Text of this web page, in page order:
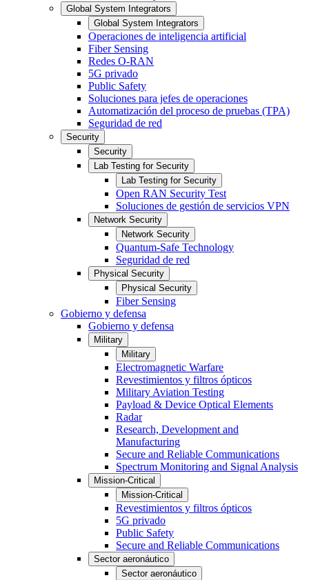
Global System Integrators
Global System Integrators
Operaciones de inteligencia artificial
Fiber Sensing
Redes O-RAN
5G privado
Public Safety
Soluciones para jefes de operaciones
Automatización del proceso de pruebas (TPA)
Seguridad de red
Security
Security
Lab Testing for Security
Lab Testing for Security
Open RAN Security Test
Soluciones de gestión de servicios VPN
Network Security
Network Security
Quantum-Safe Technology
Seguridad de red
Physical Security
Physical Security
Fiber Sensing
Gobierno y defensa
Gobierno y defensa
Military
Military
Electromagnetic Warfare
Revestimientos y filtros ópticos
Military Aviation Testing
Payload & Device Optical Elements
Radar
Research, Development and
Manufacturing
Secure and Reliable Communications
Spectrum Monitoring and Signal Analysis
Mission-Critical
Mission-Critical
Revestimientos y filtros ópticos
5G privado
Public Safety
Secure and Reliable Communications
Sector aeronáutico
Sector aeronáutico